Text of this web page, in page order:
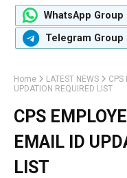
WhatsApp Group
Telegram Group
Home LATEST NEWS
CPS
UPDATION REQUIRED LIST
CPS
EMAIL ID
LIST